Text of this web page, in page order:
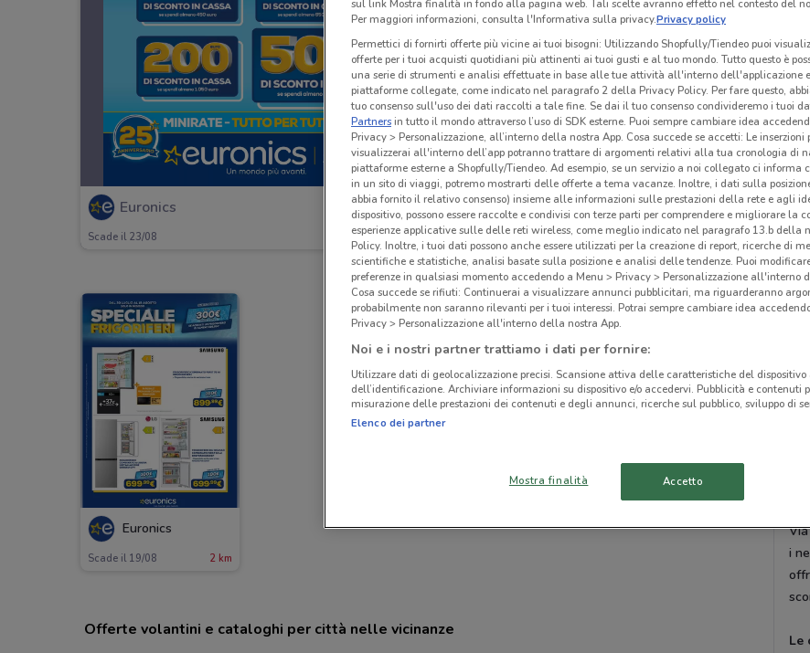
Euronics
Scade il 23/08 2 km
Euronics
Scade il 19/08 2 km
Offerte volantini e cataloghi per città nelle vicinanze
i
Le
sul link Mostra finalità in fondo alla pagina web. Tali scelte avranno effetto nel contesto del
Per maggiori informazioni, consulta l'Informativa sulla privacy.Privacy policy
Permettici di fornirti offerte più vicine ai tuoi bisogni: Utilizzando Shopfully/Tiendeo puoi
offerte per i tuoi acquisti quotidiani più attinenti ai tuoi gusti e al tuo mondo. Tutto questo è
una serie di strumenti e analisi effettuate in base alle tue attività all'interno dell'applicazione
piattaforme collegate, come indicato nel paragrafo 2 della Privacy Policy. Per fare questo,
tuo consenso sull'uso dei dati raccolti a tale fine. Se dai il tuo consenso condivideremo i tuoi
Partnersin tutto il mondo attraverso l’uso di SDK esterne. Puoi sempre cambiare idea
Privacy > Personalizzazione, all’interno della nostra App. Cosa succede se accetti: Le
visualizzerai all'interno dell’app potranno trattare di argomenti relativi alla tua cronologia di
piattaforme esterne a Shopfully/Tiendeo. Ad esempio, se un servizio a noi collegato ci informa
in un sito di viaggi, potremo mostrarti delle offerte a tema vacanze. Inoltre, i dati sulla
abbia fornito il relativo consenso) insieme alle informazioni sulle prestazioni della rete e agli
dispositivo, possono essere raccolte e condivisi con terze parti per comprendere e migliorare la
esperienze applicative sulle delle reti wireless, come meglio indicato nel paragrafo 13.b della
Policy. Inoltre, i tuoi dati possono anche essere utilizzati per la creazione di report, ricerche di
scientifiche e statistiche, analisi basate sulla posizione e analisi delle tendenze. Puoi
preferenze in qualsiasi momento accedendo a Menu > Privacy > Personalizzazione all'interno
Cosa succede se rifiuti: Continuerai a visualizzare annunci pubblicitari, ma riguarderanno
probabilmente non saranno rilevanti per i tuoi interessi. Potrai sempre cambiare idea
Privacy > Personalizzazione all'interno della nostra App.
Noi e i nostri partner trattiamo i dati per fornire:
Utilizzare dati di geolocalizzazione precisi. Scansione attiva delle caratteristiche del dispositivo
dell’identificazione. Archiviare informazioni su dispositivo e/o accedervi. Pubblicità e contenuti
misurazione delle prestazioni dei contenuti e degli annunci, ricerche sul pubblico, sviluppo di
Elenco dei partner
Mostra finalità Accetto